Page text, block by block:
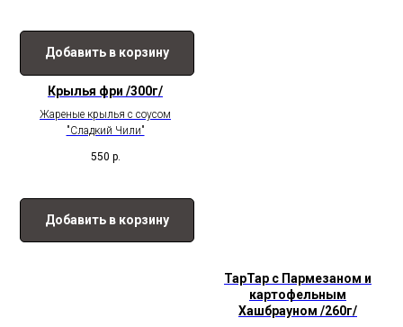
Добавить в корзину
Крылья фри /300г/
Жареные крылья с соусом
"Сладкий Чили"
550 р.
Добавить в корзину
ТарТар с Пармезаном и
картофельным
Хашбрауном /260г/